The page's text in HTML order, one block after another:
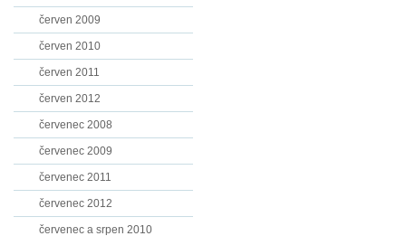
červen 2009
červen 2010
červen 2011
červen 2012
červenec 2008
červenec 2009
červenec 2011
červenec 2012
červenec a srpen 2010